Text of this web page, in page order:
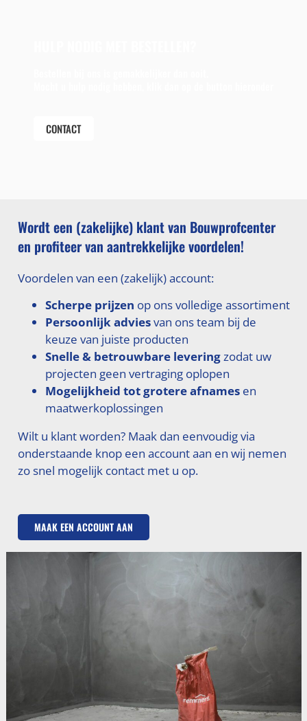
CONTACT
Wordt een (zakelijke) klant van Bouwprofcenter
en profiteer van aantrekkelijke voordelen!
Voordelen van een (zakelijk) account:
Scherpe prijzen op ons volledige assortiment
Persoonlijk adviesvan ons team bij de
keuze van juiste producten
Snelle & betrouwbare leveringzodat uw
projecten geen vertraging oplopen
Mogelijkheid tot grotere afnamesen
maatwerkoplossingen
Wilt u klant worden? Maak dan eenvoudig via
onderstaande knop een account aan en wij nemen
zo snel mogelijk contact met u op.
MAAK EEN ACCOUNT AAN